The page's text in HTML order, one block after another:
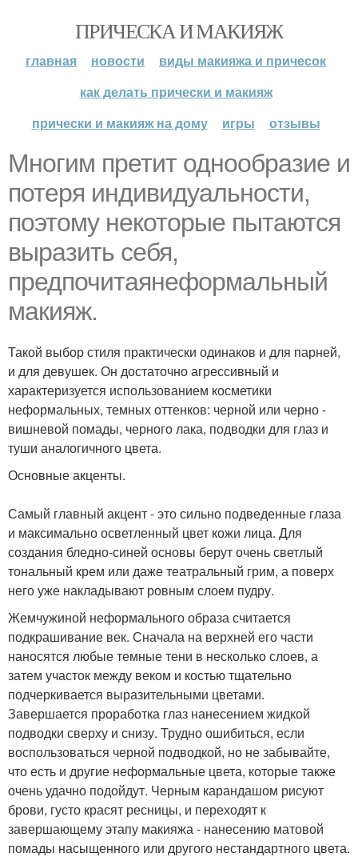
ПРИЧЕСКА И МАКИЯЖ
главная новости
виды макияжа и причесок
как делать прически и макияж
прически и макияж на дому
игры отзывы
Многим претит однообразие и
потеря индивидуальности,
поэтому некоторые пытаются
выразить себя,
предпочитаянеформальный
макияж.
Такой выбор стиля практически одинаков и для парней,
и для девушек. Он достаточно агрессивный и
характеризуется использованием косметики
неформальных, темных оттенков: черной или черно -
вишневой помады, черного лака, подводки для глаз и
туши аналогичного цвета.
Основные акценты.
Самый главный акцент - это сильно подведенные глаза
и максимально осветленный цвет кожи лица. Для
создания бледно-синей основы берут очень светлый
тональный крем или даже театральный грим, а поверх
него уже накладывают ровным слоем пудру.
Жемчужиной неформального образа считается
подкрашивание век. Сначала на верхней его части
наносятся любые темные тени в несколько слоев, а
затем участок между веком и костью тщательно
подчеркивается выразительными цветами.
Завершается проработка глаз нанесением жидкой
подводки сверху и снизу. Трудно ошибиться, если
воспользоваться черной подводкой, но не забывайте,
что есть и другие неформальные цвета, которые также
очень удачно подойдут. Черным карандашом рисуют
брови, густо красят ресницы, и переходят к
завершающему этапу макияжа - нанесению матовой
помады насыщенного или другого нестандартного цвета.